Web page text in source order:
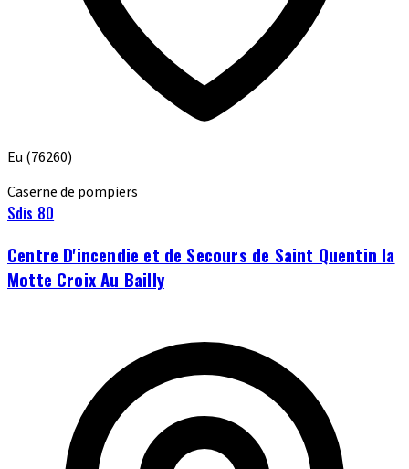
Eu (76260)
Caserne de pompiers
Sdis 80
Centre D'incendie et de Secours de Saint Quentin la
Motte Croix Au Bailly